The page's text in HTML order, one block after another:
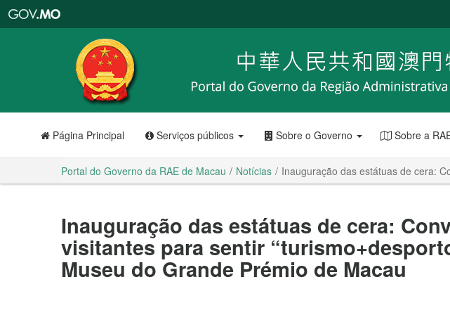
RAE
de
Macau
Página Principal Serviços públicos Sobre o Governo Sobre a
Portal do Governo da RAE de Macau Notícias Inauguração das estátuas de cera:
Inauguração das estátuas de cera:
visitantes para sentir
Museu do Grande Prémio de Macau